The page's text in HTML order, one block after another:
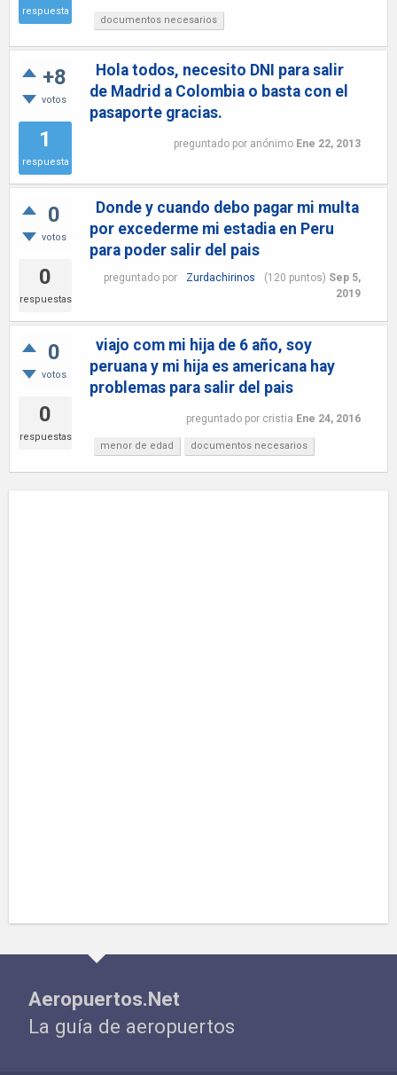
respuesta
documentos necesarios
+8
votos
1
respuesta
Hola todos, necesito DNI para salir
de Madrid a Colombia o basta con el
pasaporte gracias.
preguntado por anónimo Ene 22, 2013
0
votos
0
respuestas
Donde y cuando debo pagar mi multa
por excederme mi estadia en Peru
para poder salir del pais
preguntado por Zurdachirinos (120 puntos) Sep 5,
2019
0
votos
0
respuestas
viajo com mi hija de 6 año, soy
peruana y mi hija es americana hay
problemas para salir del pais
preguntado por cristia Ene 24, 2016
menor de edad documentos necesarios
Aeropuertos.Net
La guía de aeropuertos